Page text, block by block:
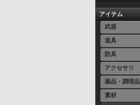
アイテム
武器
道具
防具
アクセサリ
薬品・調理品
素材